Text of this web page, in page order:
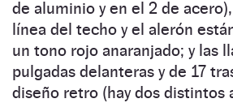
de aluminio y en el 2 de
línea del techo y el alerón
un tono rojo anaranjado; y las
pulgadas delanteras y de 17
diseño retro (hay dos distintos